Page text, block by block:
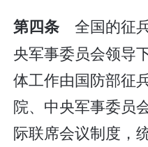
第四条 全国的征
央军事委员会领导
体工作由国防部征
院、中央军事委员
际联席会议制度，